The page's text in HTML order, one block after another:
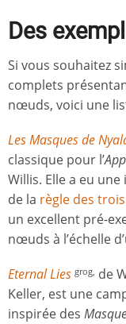
Des
Si vous souhaitez
complets
nœuds, voici une
Les Masques de
classique pour l’
Willis. Elle a eu
de la règle des
un excellent pré-
nœuds à l’échelle
Eternal Lies grog, de
Keller, est une
inspirée des